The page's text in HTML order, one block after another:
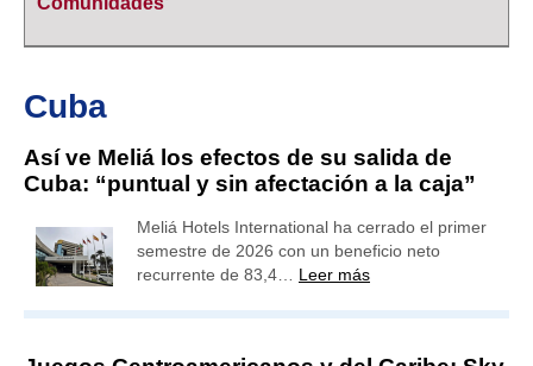
Cuba
Así ve Meliá los efectos de su salida de
Cuba: “puntual y sin afectación a la caja”
Meliá Hotels International ha cerrado el primer
semestre de 2026 con un beneficio neto
recurrente de 83,4… Leer más